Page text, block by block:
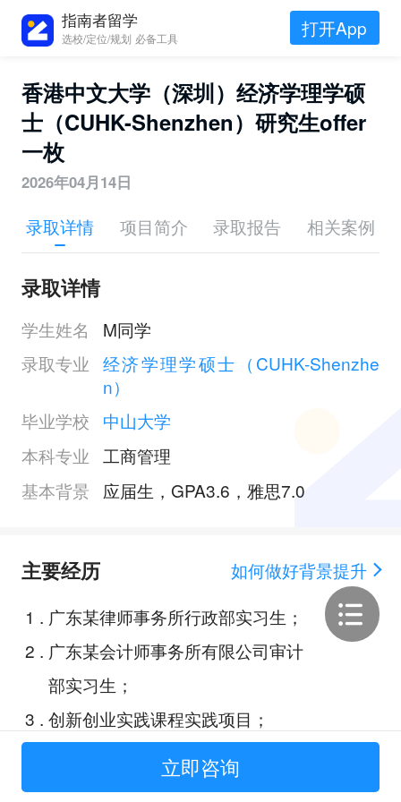
指南者留学
选校/定位/规划 必备工具 打开App
香港中文大学（深圳）经济学理学硕
士（CUHK-Shenzhen）研究生offer
一枚
2026年04月14日
录取详情 项目简介 录取报告 相关案例
录取详情
学生姓名
M同学
录取专业 经济学理学硕士（CUHK-Shenzhe
n）
毕业学校
中山大学
本科专业
工商管理
基本背景
应届生，GPA3.6，雅思7.0
主要经历
如何做好背景提升
1 . 广东某律师事务所行政部实习生；
2 . 广东某会计师事务所有限公司审计
部实习生；
3 . 创新创业实践课程实践项目；
气候相关信息披露及经济效应研
究；
立即咨询